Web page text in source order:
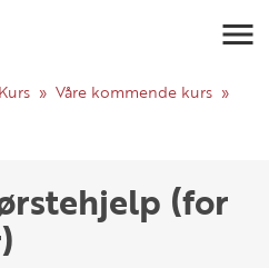
Kurs
Våre kommende kurs
(for